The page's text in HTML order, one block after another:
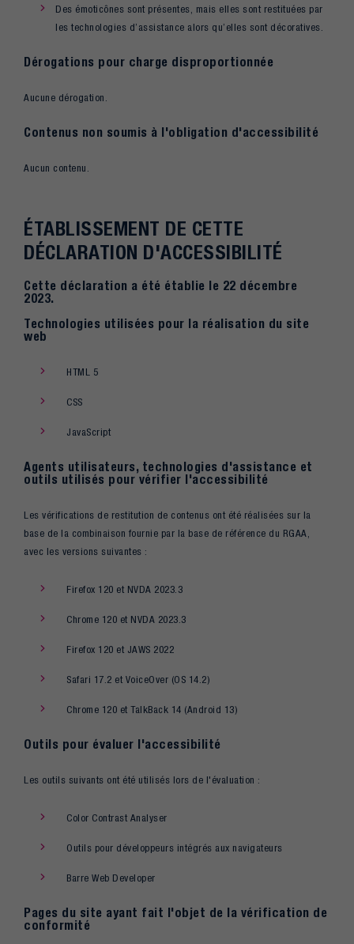
Des émoticônes sont présentes, mais elles sont restituées par
les technologies d’assistance alors qu’elles sont décoratives.
Dérogations pour charge disproportionnée
Aucune dérogation.
Contenus non soumis à l'obligation d'accessibilité
Aucun contenu.
ÉTABLISSEMENT DE CETTE
DÉCLARATION D'ACCESSIBILITÉ
Cette déclaration a été établie le 22 décembre
2023.
Technologies utilisées pour la réalisation du site
web
HTML 5
CSS
JavaScript
Agents utilisateurs, technologies d'assistance et
outils utilisés pour vérifier l'accessibilité
Les vérifications de restitution de contenus ont été réalisées sur la
base de la combinaison fournie par la base de référence du RGAA,
avec les versions suivantes :
Firefox 120 et NVDA 2023.3
Chrome 120 et NVDA 2023.3
Firefox 120 et JAWS 2022
Safari 17.2 et VoiceOver (OS 14.2)
Chrome 120 et TalkBack 14 (Android 13)
Outils pour évaluer l'accessibilité
Les outils suivants ont été utilisés lors de l'évaluation :
Color Contrast Analyser
Outils pour développeurs intégrés aux navigateurs
Barre Web Developer
Pages du site ayant fait l'objet de la vérification de
conformité